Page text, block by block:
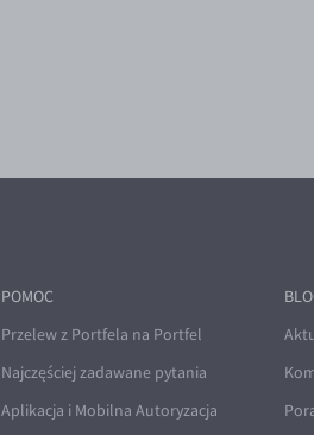
POMOC
Przelew z Portfela na Portfel
Najczęściej zadawane pytania
Aplikacja i Mobilna Autoryzacja